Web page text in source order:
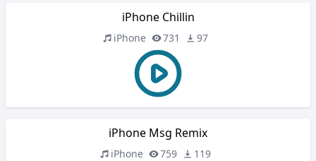
iPhone Chillin
iPhone 731 97
iPhone Msg Remix
iPhone 759 119